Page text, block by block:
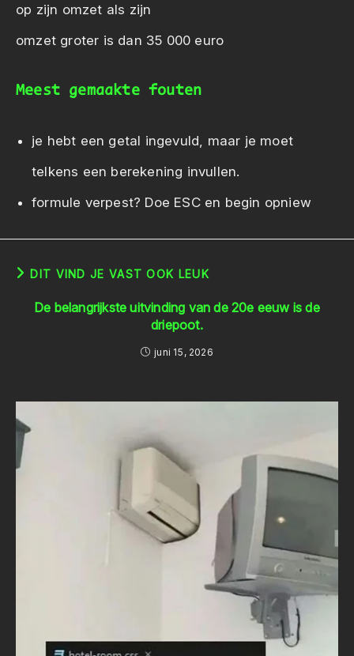
op zijn omzet als zijn
omzet groter is dan 35 000 euro
Meest gemaakte fouten
je hebt een getal ingevuld, maar je moet
telkens een berekening invullen.
formule verpest? Doe ESC en begin opniew
DIT VIND JE VAST OOK LEUK
De belangrijkste uitvinding van de 20e eeuw is de
driepoot.
juni 15, 2026